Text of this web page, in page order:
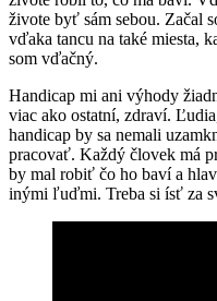
živote byť sám sebou. Začal
vďaka tancu na také miesta,
som vďačný.
Handicap mi ani výhody
viac ako ostatní, zdraví.
handicap by sa nemali
pracovať. Každý človek má
by mal robiť čo ho baví a
inými ľuďmi. Treba si ísť za